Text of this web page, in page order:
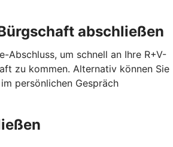
abschließen
Abschluss, um schnell an Ihre R+V-
zu kommen. Alternativ können Sie
persönlichen Gespräch